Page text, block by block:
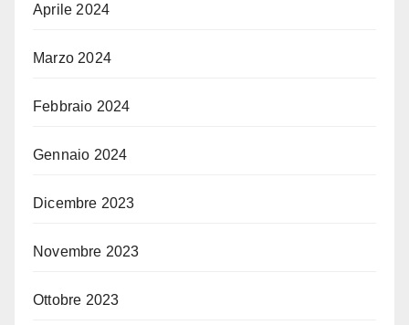
Aprile 2024
Marzo 2024
Febbraio 2024
Gennaio 2024
Dicembre 2023
Novembre 2023
Ottobre 2023